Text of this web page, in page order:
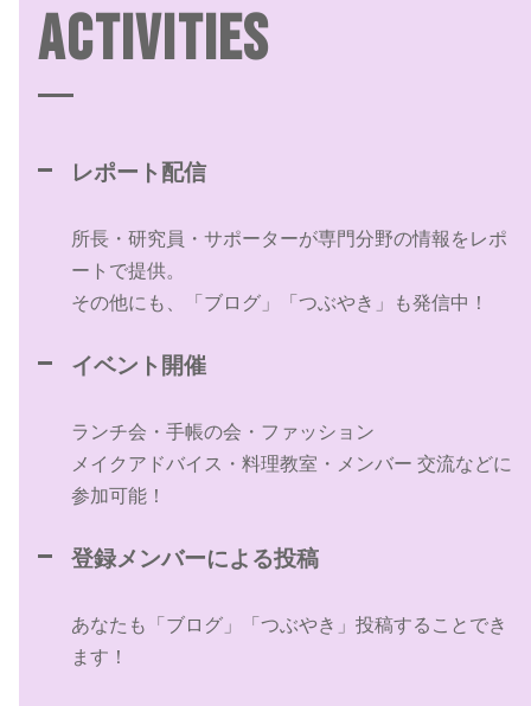
ACTIVITIES
レポート配信
所長・研究員・サポーターが専門分野の情報をレポ
ートで提供。
その他にも、「ブログ」「つぶやき」も発信中！
イベント開催
ランチ会・手帳の会・ファッション
メイクアドバイス・料理教室・メンバー 交流などに
参加可能！
登録メンバーによる投稿
あなたも「ブログ」「つぶやき」投稿することでき
ます！